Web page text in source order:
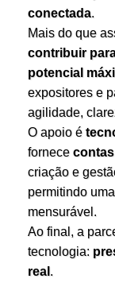
conectada.
Mais do que
contribuir
potencial
expositores e
agilidade,
O apoio é
fornece
criação e
permitindo
mensurável.
Ao final, a
tecnologia:
real .